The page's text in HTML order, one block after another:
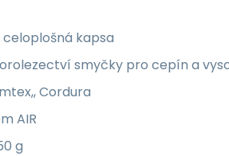
kapsa
smyčky pro cepín a
Cordura
AIR
g